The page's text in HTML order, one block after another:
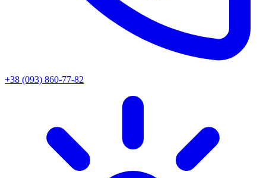
+38 (093) 860-77-82